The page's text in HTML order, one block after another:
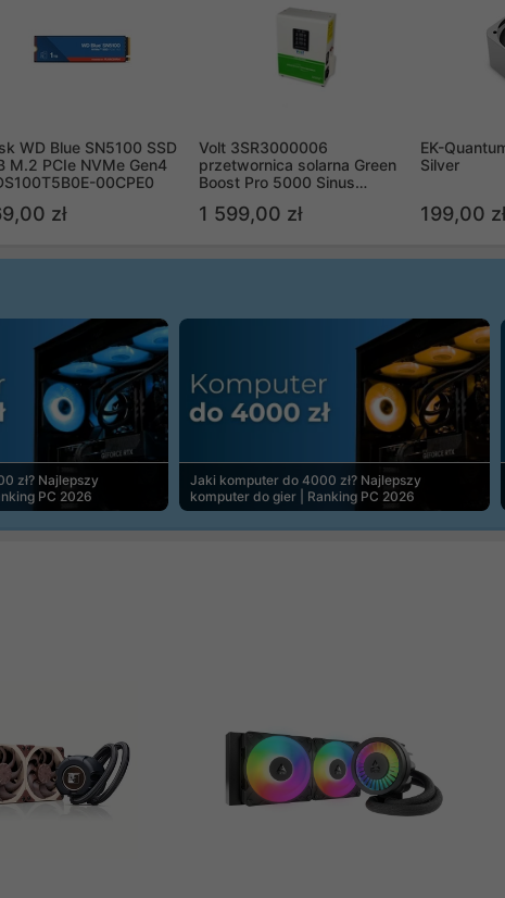
WD Blue SN5100 SSD
M.2 PCIe NVMe Gen4
00CPE0
zł
Volt 3SR3000006
przetwornica solarna Green
Boost Pro 5000 Sinus
1 599,00 zł
EK-
Silver
199,00 zł
zł? Najlepszy
PC 2026
Jaki komputer do 4000 zł? Najlepszy
komputer do gier | Ranking PC 2026